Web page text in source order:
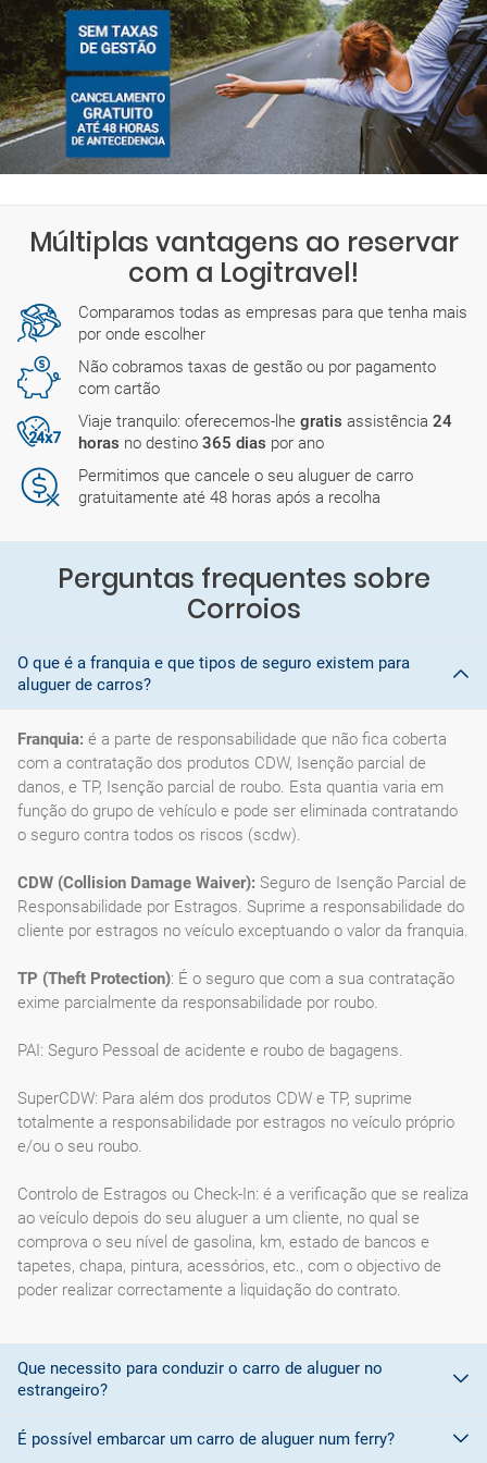
Múltiplas vantagens ao reservar
com a Logitravel!
Comparamos todas as empresas para que tenha mais
por onde escolher
Não cobramos taxas de gestão ou por pagamento
com cartão
Viaje tranquilo: oferecemos-lhe gratis assistência 24
horas no destino 365 dias por ano
Permitimos que cancele o seu aluguer de carro
gratuitamente até 48 horas após a recolha
Perguntas frequentes sobre
Corroios
O que é a franquia e que tipos de seguro existem para
aluguer de carros?
Franquia: é a parte de responsabilidade que não fica coberta
com a contratação dos produtos CDW, Isenção parcial de
danos, e TP, Isenção parcial de roubo. Esta quantia varia em
função do grupo de vehículo e pode ser eliminada contratando
o seguro contra todos os riscos (scdw).
CDW (Collision Damage Waiver): Seguro de Isenção Parcial de
Responsabilidade por Estragos. Suprime a responsabilidade do
cliente por estragos no veículo exceptuando o valor da franquia.
TP (Theft Protection): É o seguro que com a sua contratação
exime parcialmente da responsabilidade por roubo.
PAI: Seguro Pessoal de acidente e roubo de bagagens.
SuperCDW: Para além dos produtos CDW e TP, suprime
totalmente a responsabilidade por estragos no veículo próprio
e/ou o seu roubo.
Controlo de Estragos ou Check-In: é a verificação que se realiza
ao veículo depois do seu aluguer a um cliente, no qual se
comprova o seu nível de gasolina, km, estado de bancos e
tapetes, chapa, pintura, acessórios, etc., com o objectivo de
poder realizar correctamente a liquidação do contrato.
Que necessito para conduzir o carro de aluguer no
estrangeiro?
Para conduzir em países membros daUnião Europeia é
É possível embarcar um carro de aluguer num ferry?